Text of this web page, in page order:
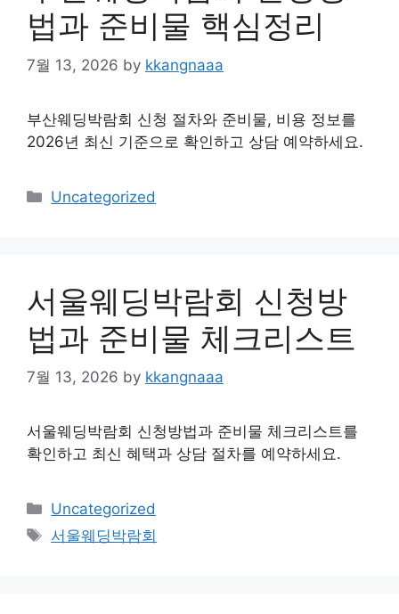
법과 준비물 핵심정리
7월 13, 2026 by kkangnaaa
부산웨딩박람회 신청 절차와 준비물, 비용 정보를
2026년 최신 기준으로 확인하고 상담 예약하세요.
Categories
Uncategorized
서울웨딩박람회 신청방
법과 준비물 체크리스트
7월 13, 2026 by kkangnaaa
서울웨딩박람회 신청방법과 준비물 체크리스트를
확인하고 최신 혜택과 상담 절차를 예약하세요.
Categories
Uncategorized
Tags
서울웨딩박람회